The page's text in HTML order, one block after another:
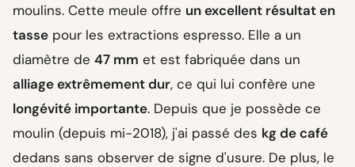
moulins. Cette meule offre un excellent résultat en
tasse pour les extractions espresso. Elle a un
diamètre de 47 mm et est fabriquée dans un
alliage extrêmement dur, ce qui lui confère une
longévité importante. Depuis que je possède ce
moulin (depuis mi-2018), j'ai passé des kg de café
dedans sans observer de signe d'usure. De plus, le